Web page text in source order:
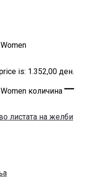
is: 1.352,00 ден.
количина
листата на желби